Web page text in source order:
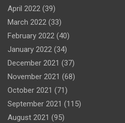
April 2022 (39)
March 2022 (33)
February 2022 (40)
January 2022 (34)
December 2021 (37)
November 2021 (68)
October 2021 (71)
September 2021 (115)
August 2021 (95)